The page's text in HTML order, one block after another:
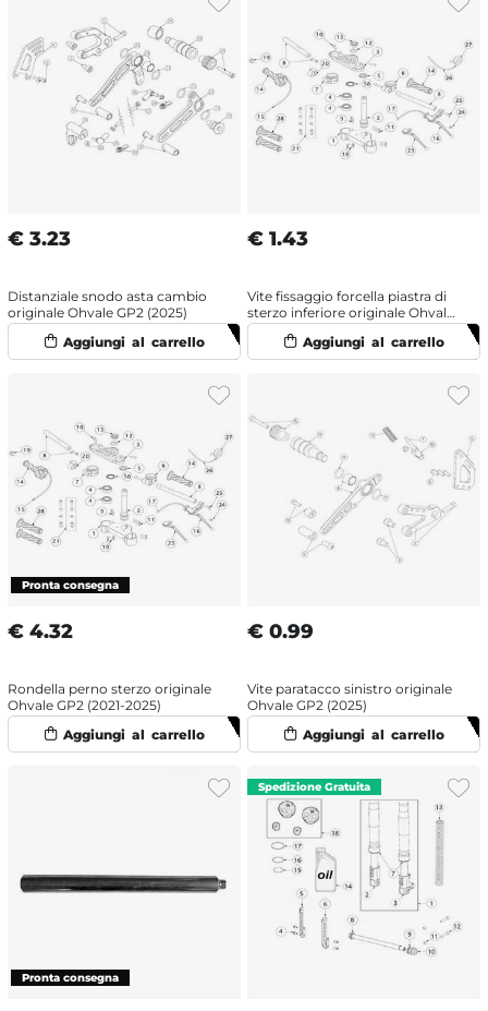
€ 3.23
Distanziale snodo asta cambio
originale Ohvale GP2 (2025)
€ 1.43
Vite fissaggio forcella piastra di
sterzo inferiore originale Ohvale
GP2 (2021-2025)
€ 4.32
Rondella perno sterzo originale
Ohvale GP2 (2021-2025)
€ 0.99
Vite paratacco sinistro originale
Ohvale GP2 (2025)